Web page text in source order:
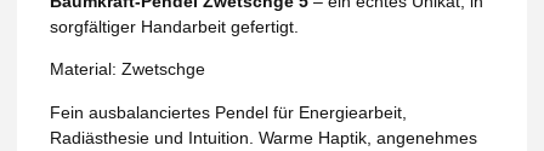
sorgfältiger Handarbeit gefertigt.
Material: Zwetschge
Fein ausbalanciertes Pendel für Energiearbeit,
Radiästhesie und Intuition. Warme Haptik, angenehmes